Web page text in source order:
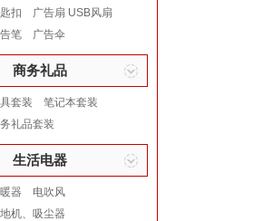
扣
广告扇 USB风扇
笔
广告伞
商务礼品
套装
笔记本套装
礼品套装
生活电器
器
电吹风
机、吸尘器